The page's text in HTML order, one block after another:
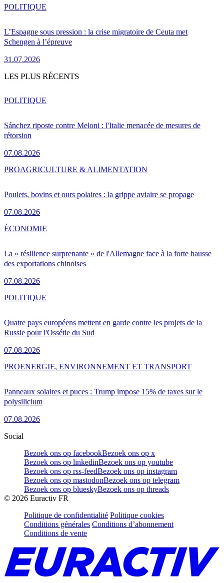
L’Espagne sous pression : la crise migratoire de Ceuta met
Schengen à l’épreuve
31.07.2026
POLITIQUE
LES PLUS RÉCENTS
Sánchez riposte contre Meloni : l'Italie menacée de mesures de
rétorsion
07.08.2026
POLITIQUE
Poulets, bovins et ours polaires : la grippe aviaire se propage
07.08.2026
PROAGRICULTURE & ALIMENTATION
La « résilience surprenante » de l'Allemagne face à la forte hausse
des exportations chinoises
07.08.2026
ÉCONOMIE
Quatre pays européens mettent en garde contre les projets de la
Russie pour l'Ossétie du Sud
07.08.2026
POLITIQUE
Panneaux solaires et puces : Trump impose 15% de taxes sur le
polysilicium
07.08.2026
PROENERGIE, ENVIRONNEMENT ET TRANSPORT
Social
Bezoek ons op facebookBezoek ons op x
Bezoek ons op linkedinBezoek ons op youtube
Bezoek ons op rss-feedBezoek ons op instagram
Bezoek ons op mastodonBezoek ons op telegram
Bezoek ons op blueskyBezoek ons op threads
© 2026 Euractiv FR
Politique de confidentialité Politique cookies
Conditions générales Conditions d’abonnement
Conditions de vente